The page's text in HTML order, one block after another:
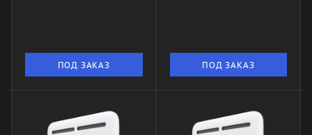
ПОД ЗАКАЗ ПОД ЗАКАЗ